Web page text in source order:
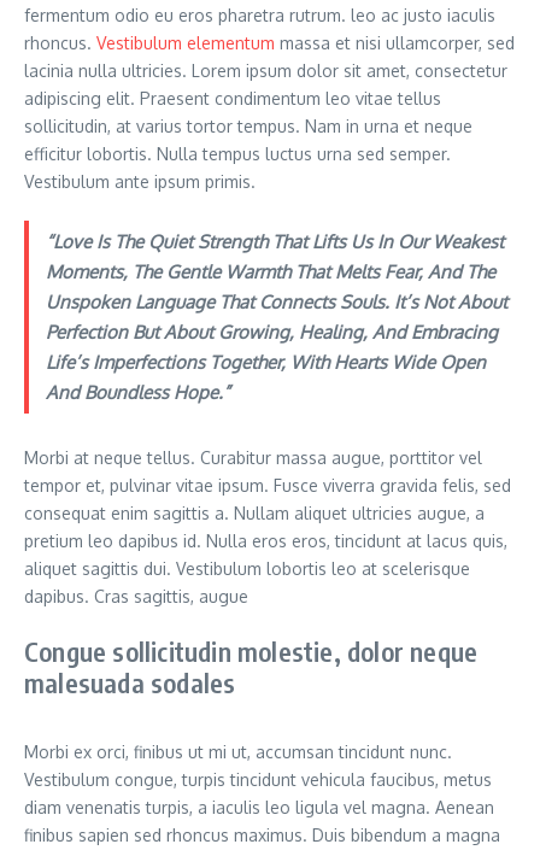
fermentum odio eu eros pharetra rutrum. leo ac justo iaculis
rhoncus. Vestibulum elementum massa et nisi ullamcorper, sed
lacinia nulla ultricies. Lorem ipsum dolor sit amet, consectetur
adipiscing elit. Praesent condimentum leo vitae tellus
sollicitudin, at varius tortor tempus. Nam in urna et neque
efficitur lobortis. Nulla tempus luctus urna sed semper.
Vestibulum ante ipsum primis.
“Love Is The Quiet Strength That Lifts Us In Our Weakest
Moments, The Gentle Warmth That Melts Fear, And The
Unspoken Language That Connects Souls. It’s Not About
Perfection But About Growing, Healing, And Embracing
Life’s Imperfections Together, With Hearts Wide Open
And Boundless Hope.”
Morbi at neque tellus. Curabitur massa augue, porttitor vel
tempor et, pulvinar vitae ipsum. Fusce viverra gravida felis, sed
consequat enim sagittis a. Nullam aliquet ultricies augue, a
pretium leo dapibus id. Nulla eros eros, tincidunt at lacus quis,
aliquet sagittis dui. Vestibulum lobortis leo at scelerisque
dapibus. Cras sagittis, augue
Congue sollicitudin molestie, dolor neque
malesuada sodales
Morbi ex orci, finibus ut mi ut, accumsan tincidunt nunc.
Vestibulum congue, turpis tincidunt vehicula faucibus, metus
diam venenatis turpis, a iaculis leo ligula vel magna. Aenean
finibus sapien sed rhoncus maximus. Duis bibendum a magna